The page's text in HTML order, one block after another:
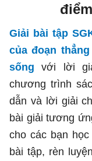
Giải bài tập
của đoạn
sống
với lời
chương trình
dẫn và lời giải
bài giải tương
cho các bạn
bài tập, rèn